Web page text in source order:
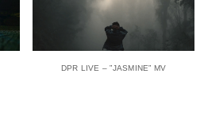
DPR LIVE – ”JASMINE” MV